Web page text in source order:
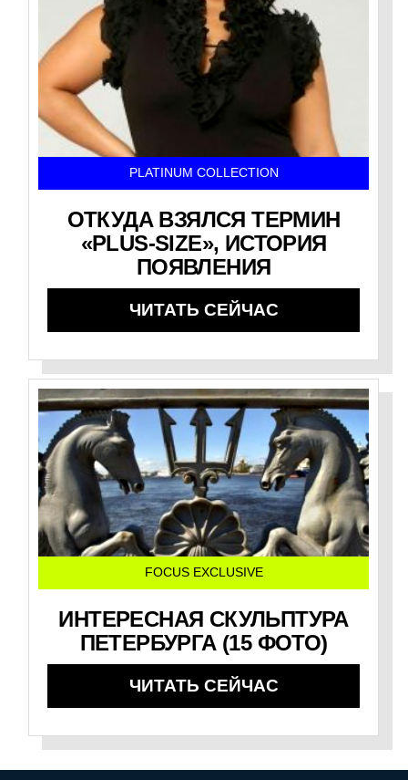
PLATINUM COLLECTION
ОТКУДА ВЗЯЛСЯ ТЕРМИН
«PLUS-SIZE», ИСТОРИЯ
ПОЯВЛЕНИЯ
ЧИТАТЬ СЕЙЧАС
FOCUS EXCLUSIVE
ИНТЕРЕСНАЯ СКУЛЬПТУРА
ПЕТЕРБУРГА (15 ФОТО)
ЧИТАТЬ СЕЙЧАС